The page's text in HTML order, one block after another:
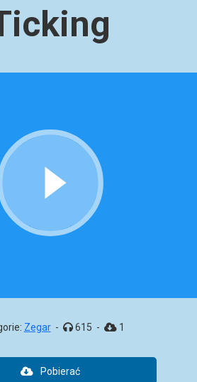
Zegar - 615 - 1
Pobierać